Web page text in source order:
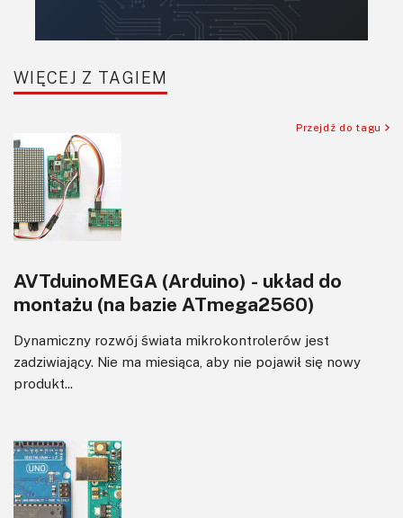
WIĘCEJ Z TAGIEM
Przejdź do tagu
AVTduinoMEGA (Arduino) - układ do
montażu (na bazie ATmega2560)
Dynamiczny rozwój świata mikrokontrolerów jest
zadziwiający. Nie ma miesiąca, aby nie pojawił się nowy
produkt...